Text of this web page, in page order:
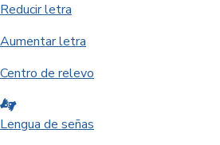
Reducir letra
Aumentar letra
Centro de relevo
Lengua de señas